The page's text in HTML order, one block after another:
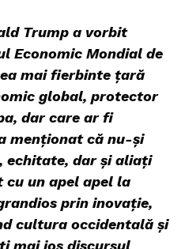
Trump a vorbit
Economic Mondial de
mai fierbinte țară
global, protector
dar care ar fi
menționat că nu-și
echitate, dar și aliați
cu un apel apel la
prin inovație,
cultura occidentală și